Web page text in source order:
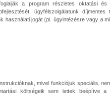
a program részletes oktatási és
ügyfélszolgálatunk díjmentes
használati jogát (pl. ügyintézésre vagy a
mivel funkciójuk speciális,
költségeik sem lettek beépítve a